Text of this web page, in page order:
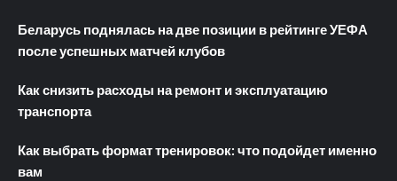
Беларусь поднялась на две позиции в рейтинге УЕФА
после успешных матчей клубов
Как снизить расходы на ремонт и эксплуатацию
транспорта
Как выбрать формат тренировок: что подойдет именно
вам